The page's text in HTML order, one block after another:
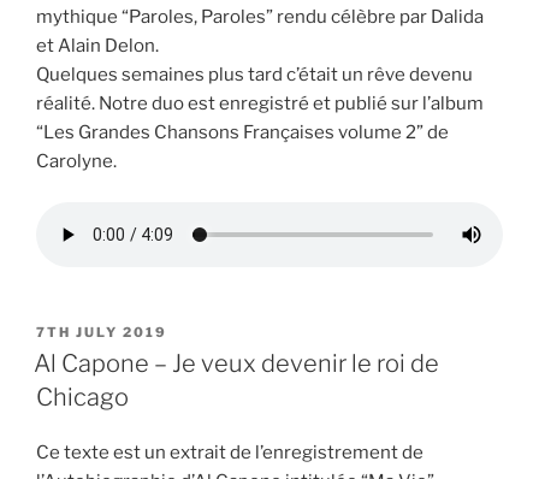
mythique “Paroles, Paroles” rendu célèbre par Dalida
et Alain Delon.
Quelques semaines plus tard c’était un rêve devenu
réalité. Notre duo est enregistré et publié sur l’album
“Les Grandes Chansons Françaises volume 2” de
Carolyne.
POSTED
ON
7TH JULY 2019
Al Capone – Je veux devenir le roi de
Chicago
Ce texte est un extrait de l’enregistrement de